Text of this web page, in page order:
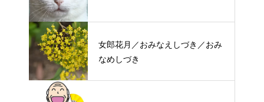
女郎花月／おみなえしづき／おみ
なめしづき